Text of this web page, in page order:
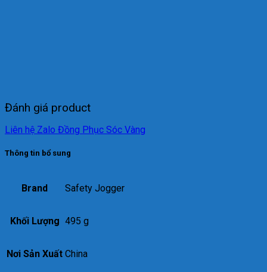
Đánh giá product
Liên hệ Zalo Đồng Phục Sóc Vàng
Thông tin bổ sung
Brand Safety Jogger
Khối Lượng 495 g
Nơi Sản Xuất China